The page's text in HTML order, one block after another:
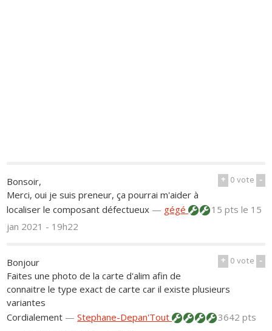
+ 0vote -
Bonsoir,
Merci, oui je suis preneur, ça pourrai m'aider à
localiser le composant défectueux — gégé 15 ptsle 15
jan 2021 - 19h22
+ 0vote -
Bonjour
Faites une photo de la carte d'alim afin de
connaitre le type exact de carte car il existe plusieurs
variantes
Cordialement —Stephane-Depan'Tout
3642 pts